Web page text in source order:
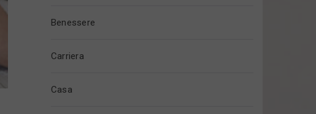
Benessere
Carriera
Casa